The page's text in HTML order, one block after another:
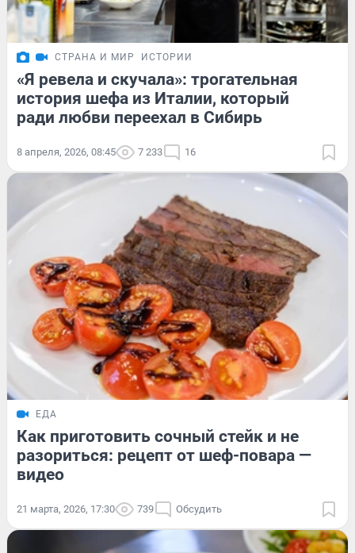
СТРАНА И МИР ИСТОРИИ
«Я ревела и скучала»: трогательная
история шефа из Италии, который
ради любви переехал в Сибирь
8 апреля, 2026, 08:45 7 233 16
ЕДА
Как приготовить сочный стейк и не
разориться: рецепт от шеф-повара —
видео
21 марта, 2026, 17:30 739 Обсудить